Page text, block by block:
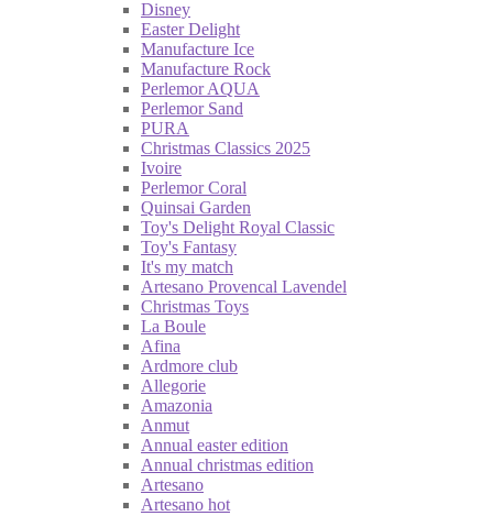
Disney
Easter Delight
Manufacture Ice
Manufacture Rock
Perlemor AQUA
Perlemor Sand
PURA
Christmas Classics 2025
Ivoire
Perlemor Coral
Quinsai Garden
Toy's Delight Royal Classic
Toy's Fantasy
It's my match
Artesano Provencal Lavendel
Christmas Toys
La Boule
Afina
Ardmore club
Allegorie
Amazonia
Anmut
Annual easter edition
Annual christmas edition
Artesano
Artesano hot